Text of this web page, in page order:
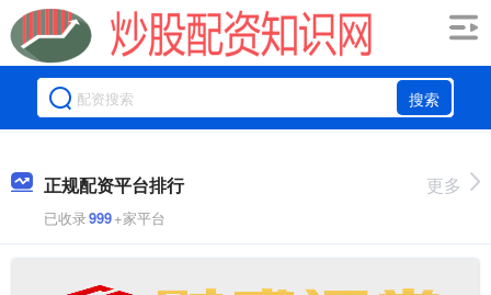
搜索
正规配资平台排行
已收录999+家平台
更多